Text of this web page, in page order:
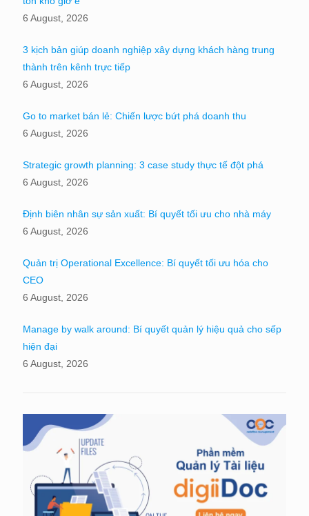
6 August, 2026
3 kịch bản giúp doanh nghiệp xây dựng khách hàng trung
thành trên kênh trực tiếp
6 August, 2026
Go to market bán lẻ: Chiến lược bứt phá doanh thu
6 August, 2026
Strategic growth planning: 3 case study thực tế đột phá
6 August, 2026
Định biên nhân sự sản xuất: Bí quyết tối ưu cho nhà máy
6 August, 2026
Quản trị Operational Excellence: Bí quyết tối ưu hóa cho
CEO
6 August, 2026
Manage by walk around: Bí quyết quản lý hiệu quả cho sếp
hiện đại
6 August, 2026